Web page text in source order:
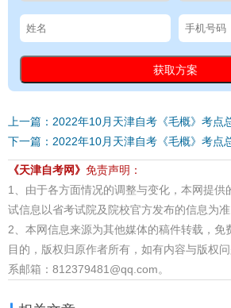
上一篇：2022年10月天津自考《毛概》考点
下一篇：2022年10月天津自考《毛概》考点
《天津自考网》 免责声明：
1、由于各方面情况的调整与变化，本网提供
试信息以省考试院及院校官方发布的信息为准
2、本网信息来源为其他媒体的稿件转载，免
目的，版权归原作者所有，如有内容与版权
系邮箱：812379481@qq.com。